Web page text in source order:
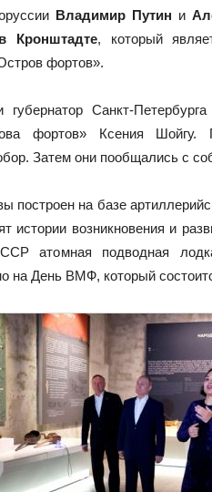
Владимир Путин и
Кронштадте, который
фортов».
Санкт-Петербурга
фортов» Ксения Шойгу.
Затем они пообщались с
построен на базе
истории возникновения и
атомная подводная
на День ВМФ, который